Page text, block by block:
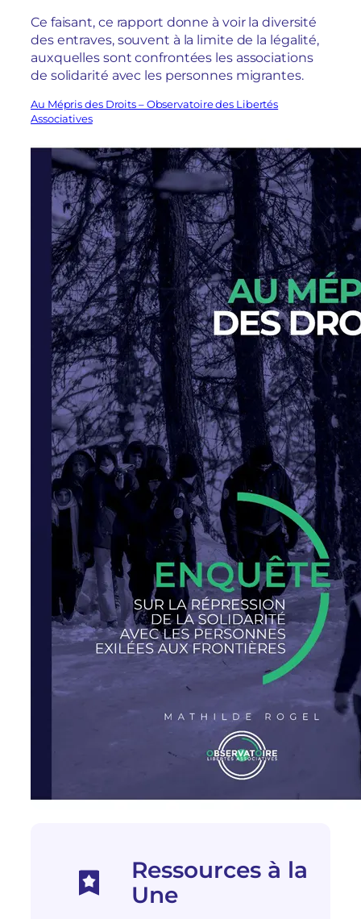
Ce faisant, ce rapport donne à voir la diversité
des entraves, souvent à la limite de la légalité,
auxquelles sont confrontées les associations
de solidarité avec les personnes migrantes.
Au Mépris des Droits – Observatoire des Libertés
Associatives
Ressources à la
Une